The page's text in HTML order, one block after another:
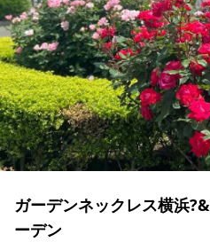
ガーデンネックレス横浜
ーデン